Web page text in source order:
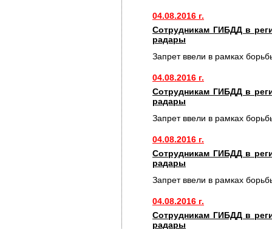
04.08.2016 г.
Сотрудникам ГИБДД в
радары
Запрет ввели в рамках
04.08.2016 г.
Сотрудникам ГИБДД в
радары
Запрет ввели в рамках
04.08.2016 г.
Сотрудникам ГИБДД в
радары
Запрет ввели в рамках
04.08.2016 г.
Сотрудникам ГИБДД в
радары